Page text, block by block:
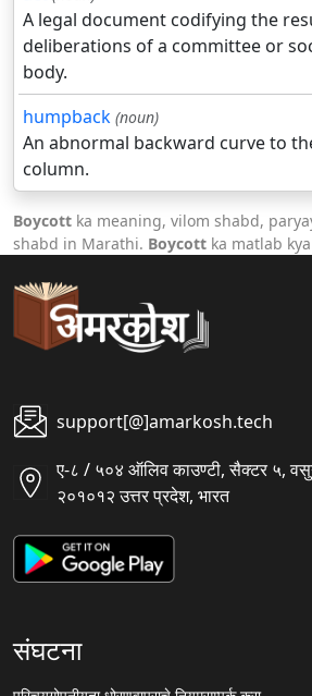
A legal document codifying the
deliberations of a committee or
body.
humpback (noun)
An abnormal backward curve to
column.
Boycott ka meaning, vilom shabd,
shabd in Marathi. Boycott ka matlab
support[@]amarkosh.tech
ए-८ / ५०४ ऑलिव काउण्टी, सैक्टर ५,
२०१०१२ उत्तर प्रदेश, भारत
संघटना